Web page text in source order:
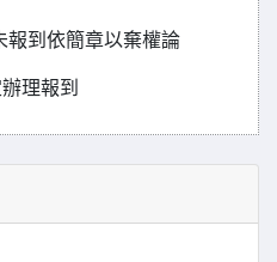
到依簡章以棄權論
理報到